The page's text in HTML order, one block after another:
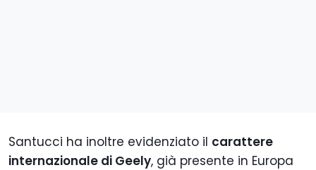
Santucci ha inoltre evidenziato il carattere
internazionale di Geely, già presente in Europa